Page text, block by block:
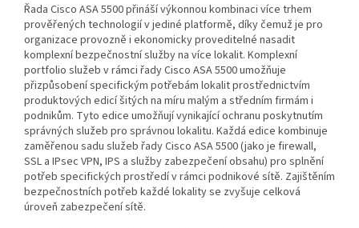
Řada Cisco ASA 5500 přináší výkonnou kombinaci více trhem
prověřených technologií v jediné platformě, díky čemuž je pro
organizace provozně i ekonomicky proveditelné nasadit
komplexní bezpečnostní služby na více lokalit. Komplexní
portfolio služeb v rámci řady Cisco ASA 5500 umožňuje
přizpůsobení specifickým potřebám lokalit prostřednictvím
produktových edicí šitých na míru malým a středním firmám i
podnikům. Tyto edice umožňují vynikající ochranu poskytnutím
správných služeb pro správnou lokalitu. Každá edice kombinuje
zaměřenou sadu služeb řady Cisco ASA 5500 (jako je firewall,
SSL a IPsec VPN, IPS a služby zabezpečení obsahu) pro splnění
potřeb specifických prostředí v rámci podnikové sítě. Zajištěním
bezpečnostních potřeb každé lokality se zvyšuje celková
úroveň zabezpečení sítě.